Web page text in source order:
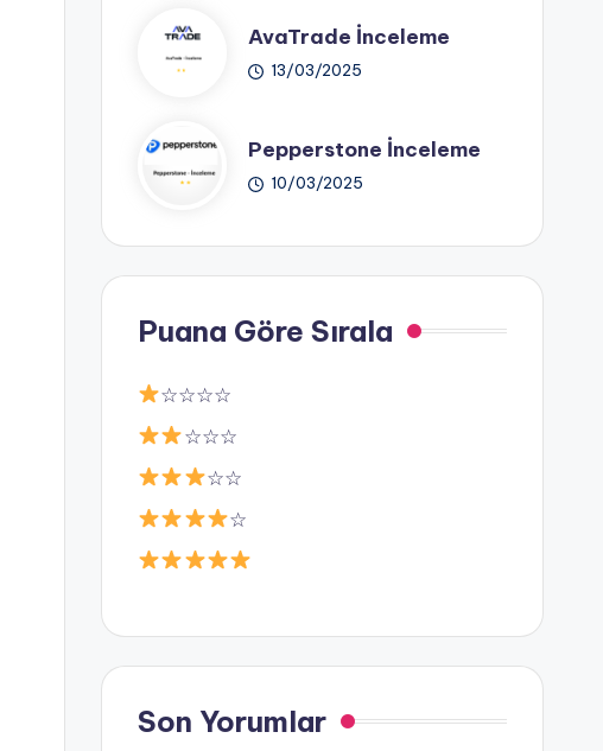
AvaTrade İnceleme
13/03/2025
Pepperstone İnceleme
10/03/2025
Puana Göre Sırala
☆☆☆☆
☆☆☆
☆☆
☆
Son Yorumlar